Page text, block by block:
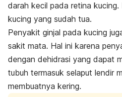
darah kecil pada retina kucing.
kucing yang sudah tua.
Penyakit ginjal pada kucing
sakit mata. Hal ini karena
dengan dehidrasi yang dapat
tubuh termasuk selaput lendir
membuatnya kering.